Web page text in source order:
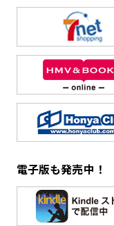
電子版も発売中！